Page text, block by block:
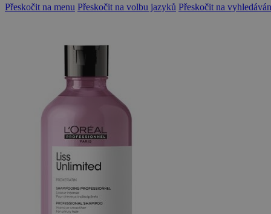
Přeskočit na menu Přeskočit na volbu jazyků Přeskočit na